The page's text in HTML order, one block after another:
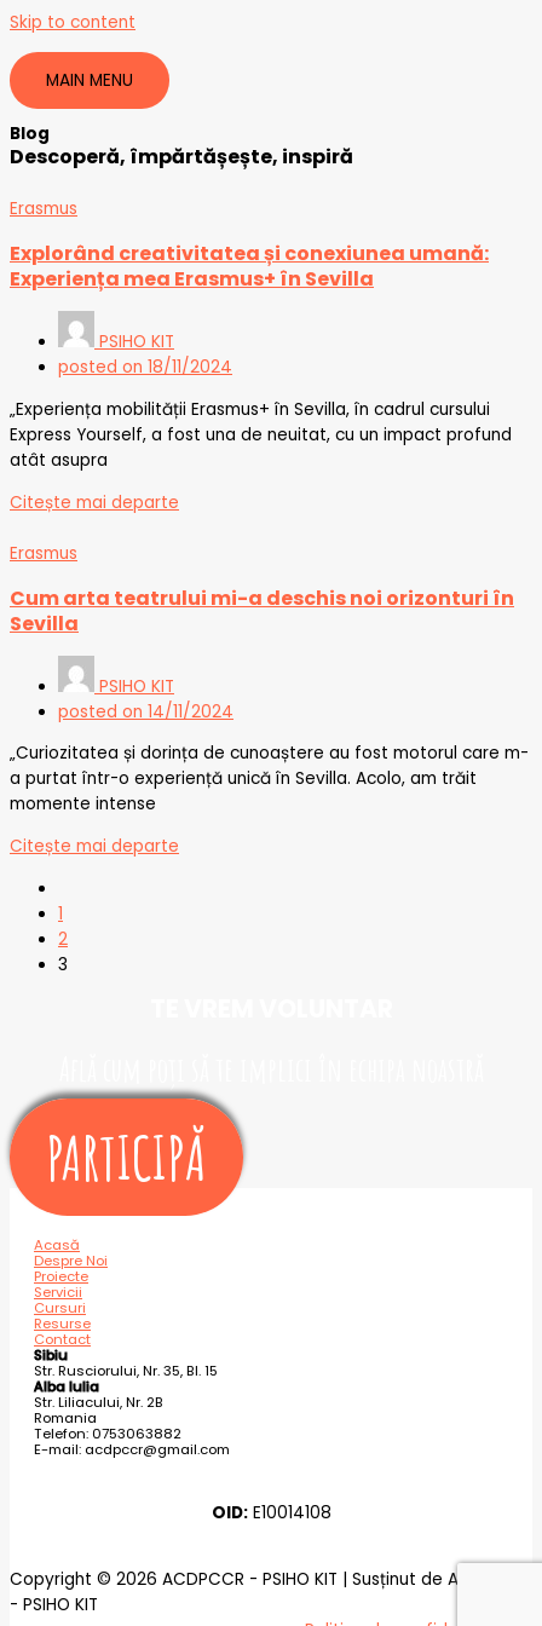
Skip to content
MAIN MENU
Blog
Descoperă, împărtășește, inspiră
Erasmus
Explorând creativitatea și conexiunea umană:
Experiența mea Erasmus+ în Sevilla
PSIHO KIT
posted on 18/11/2024
„Experiența mobilității Erasmus+ în Sevilla, în cadrul cursului
Express Yourself, a fost una de neuitat, cu un impact profund
atât asupra
Citește mai departe
Erasmus
Cum arta teatrului mi-a deschis noi orizonturi în
Sevilla
PSIHO KIT
posted on 14/11/2024
„Curiozitatea și dorința de cunoaștere au fost motorul care m-
a purtat într-o experiență unică în Sevilla. Acolo, am trăit
momente intense
Citește mai departe
1
2
3
PARTICIPĂ
Acasă
Despre Noi
Proiecte
Servicii
Cursuri
Resurse
Contact
Sibiu
Str. Rusciorului, Nr. 35, Bl. 15
Alba Iulia
Str. Liliacului, Nr. 2B
Romania
Telefon: 0753063882
E-mail: acdpccr@gmail.com
OID:E10014108
Copyright © 2026 ACDPCCR - PSIHO KIT | Susținut de ACDPCCR
- PSIHO KIT